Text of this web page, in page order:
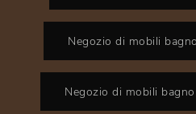
Negozio di mobili
Negozio di mobili